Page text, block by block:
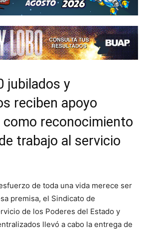
jubilados y
reciben apoyo
reconocimiento
trabajo al servicio
de toda una vida merece ser
premisa, el Sindicato de
de los Poderes del Estado y
llevó a cabo la entrega de